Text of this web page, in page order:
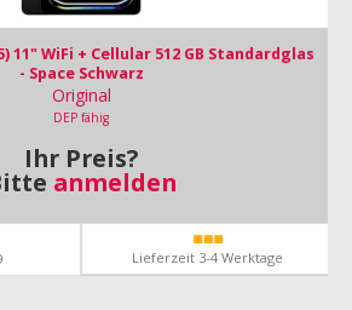
11" WiFi + Cellular 512 GB Standardglas
- Space Schwarz
Original
DEP fähig
Ihr Preis?
anmelden
Lieferzeit 3-4 Werktage